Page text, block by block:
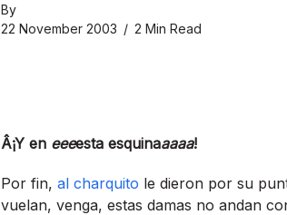
By
22 November 2003
2 Min Read
Â¡Y en eeeesta esquinaaaaa!
Por fin, al charquito le dieron por su
vuelan, venga, estas damas no andan